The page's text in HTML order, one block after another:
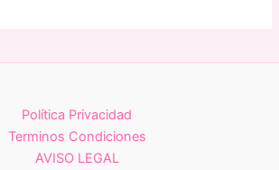
Política Privacidad
Terminos Condiciones
AVISO LEGAL